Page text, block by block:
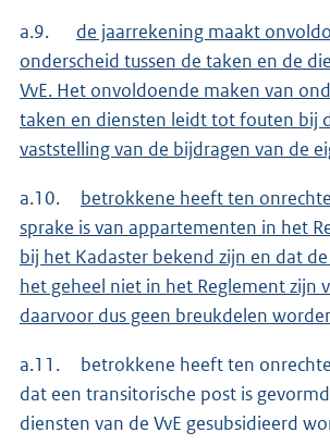
a.9. de jaarrekening maakt
onderscheid tussen de taken en de
VvE. Het onvoldoende maken van
taken en diensten leidt tot fouten bij
vaststelling van de bijdragen van de
a.10. betrokkene heeft ten
sprake is van appartementen in het
bij het Kadaster bekend zijn en dat
het geheel niet in het Reglement zijn
daarvoor dus geen breukdelen
a.11. betrokkene heeft ten onrechte
dat een transitorische post is
diensten van de VvE gesubsidieerd